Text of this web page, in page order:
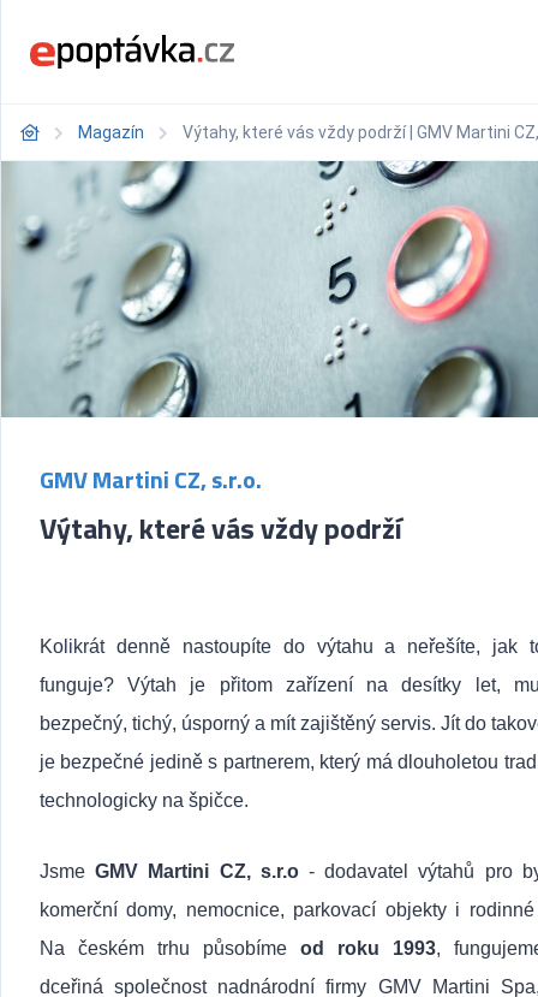
Magazín Výtahy, které vás vždy podrží | GMV Martini
GMV Martini CZ, s.r.o.
Výtahy, které vás vždy podrží
Kolikrát denně nastoupíte do výtahu a neřešíte, jak
funguje? Výtah je přitom zařízení na desítky let,
bezpečný, tichý, úsporný a mít zajištěný servis. Jít do
je bezpečné jedině s partnerem, který má dlouholetou
technologicky na špičce.
JsmeGMV Martini CZ, s.r.o- dodavatel výtahů pro
komerční domy, nemocnice, parkovací objekty i rodinné
Na českém trhu působíme od roku 1993,
dceřiná společnost nadnárodní firmy GMV Martini